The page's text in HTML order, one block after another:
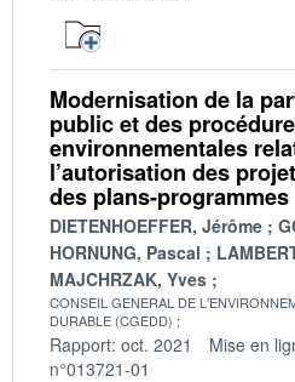
Modernisation de la
public et des
environnementales
l’autorisation des
des plans-programmes
DIETENHOEFFER, Jérôme
HORNUNG, Pascal
MAJCHRZAK, Yves
CONSEIL GENERAL DE
DURABLE (CGEDD)
Rapport: oct. 2021 Mise en
n°013721-01